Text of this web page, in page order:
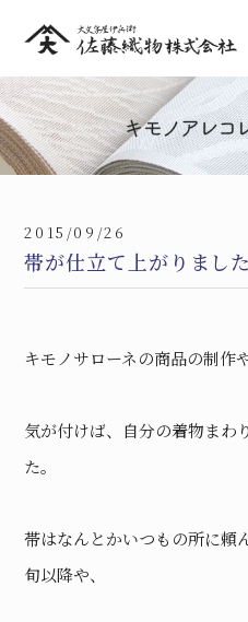
2015/09/26
帯が仕立て上がりました
キモノサローネの商品の制作
気が付けば、自分の着物まわ
た。
帯はなんとかいつもの所に頼
旬以降や、